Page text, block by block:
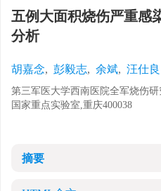
五例大面积烧伤严重感
分析
胡嘉念, 彭毅志, 余斌, 汪仕良
第三军医大学西南医院全军烧伤
国家重点实验室,重庆400038
摘要